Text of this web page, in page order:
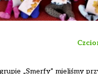
„Smerfy” mieliśmy